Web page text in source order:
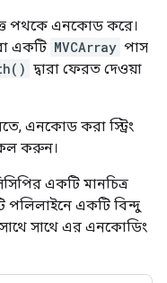
পথকে এনকোড করে।
একটি MVCArray পাস
দ্বারা ফেরত দেওয়া
এনকোড করা স্ট্রিং
করুন।
একটি মানচিত্র
পলিলাইনে একটি বিন্দু
সাথে এর এনকোডিং